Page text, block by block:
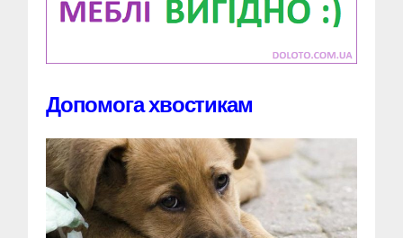
Допомога хвостикам